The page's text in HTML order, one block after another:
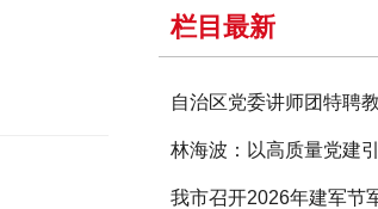
栏目最新
我市召开2026年建军节